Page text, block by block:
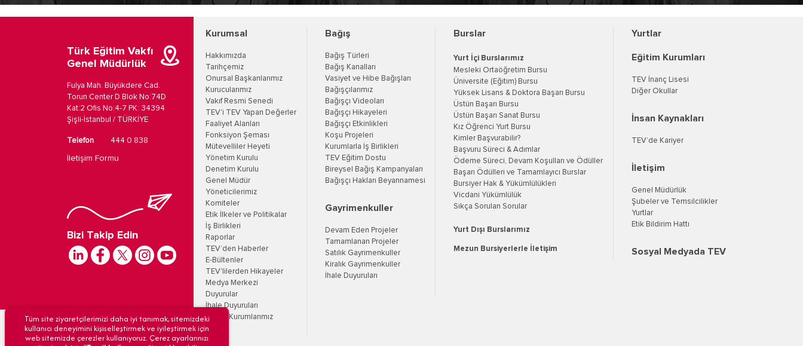
Türk Eğitim Vakfı
Genel Müdürlük
Fulya Mah. Büyükdere Cad.
Torun Center D Blok No:74D
Kat:2 Ofis No:4-7 PK: 34394
Şişli-İstanbul / TÜRKİYE
Telefon 444 0 838
İletişim Formu
Bizi Takip Edin
Kurumsal
Hakkımızda
Tarihçemiz
Onursal Başkanlarımız
Kurucularımız
Vakıf Resmi Senedi
TEV'i TEV Yapan Değerler
Faaliyet Alanları
Fonksiyon Şeması
Mütevelliler Heyeti
Yönetim Kurulu
Denetim Kurulu
Genel Müdür
Yöneticilerimiz
Komiteler
Etik İlkeler ve Politikalar
İş Birlikleri
Raporlar
TEV’den Haberler
E-Bültenler
TEV'lilerden Hikayeler
Medya Merkezi
Duyurular
İhale Duyuruları
Eğitim Kurumlarımız
Bağış
Bağış Türleri
Bağış Kanalları
Vasiyet ve Hibe Bağışları
Bağışçılarımız
Bağışçı Videoları
Bağışçı Hikayeleri
Bağışçı Etkinlikleri
Koşu Projeleri
Kurumlarla İş Birlikleri
TEV Eğitim Dostu
Bireysel Bağış Kampanyaları
Bağışçı Hakları Beyannamesi
Gayrimenkuller
Devam Eden Projeler
Tamamlanan Projeler
Satılık Gayrimenkuller
Kiralık Gayrimenkuller
İhale Duyuruları
Burslar
Yurt İçi Burslarımız
Mesleki Ortaöğretim Bursu
Üniversite (Eğitim) Bursu
Yüksek Lisans & Doktora Başarı Bursu
Üstün Başarı Bursu
Üstün Başarı Sanat Bursu
Kız Öğrenci Yurt Bursu
Kimler Başvurabilir?
Başvuru Süreci & Adımlar
Ödeme Süreci, Devam Koşulları ve Ödüller
Başarı Ödülleri ve Tamamlayıcı Burslar
Bursiyer Hak & Yükümlülükleri
Vicdani Yükümlülük
Sıkça Sorulan Sorular
Yurt Dışı Burslarımız
Mezun Bursiyerlerle İletişim
Yurtlar
Eğitim Kurumları
TEV İnanç Lisesi
Diğer Okullar
İnsan Kaynakları
TEV’de Kariyer
İletişim
Genel Müdürlük
Şubeler ve Temsilcilikler
Yurtlar
Etik Bildirim Hattı
Sosyal Medyada TEV
Tüm site ziyaretçilerimizi daha iyi tanımak, sitemizdeki
kullanıcı deneyimini kişiselleştirmek ve iyileştirmek için
web sitemizde çerezler kullanıyoruz. Çerez ayarlarınızı